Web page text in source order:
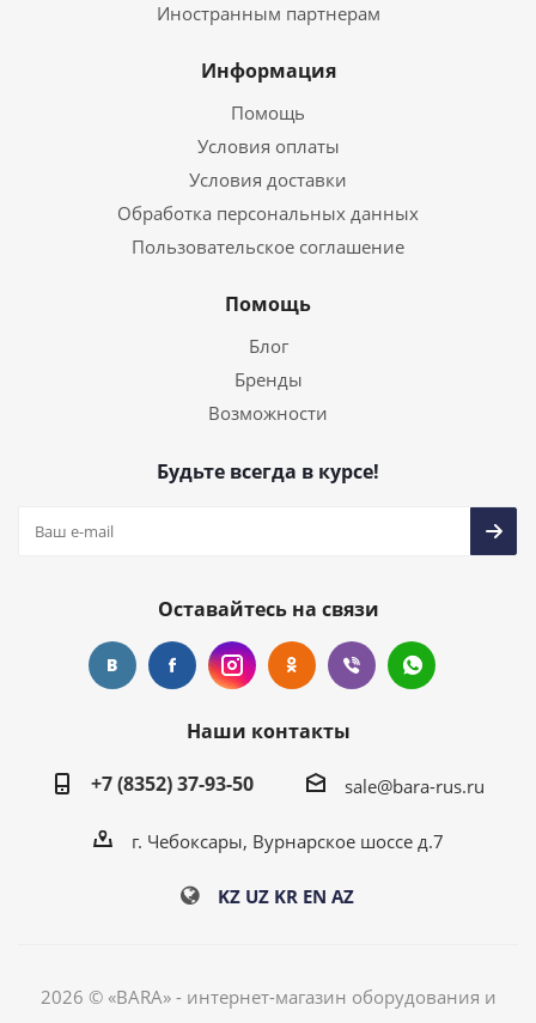
Иностранным партнерам
Информация
Помощь
Условия оплаты
Условия доставки
Обработка персональных данных
Пользовательское соглашение
Помощь
Блог
Бренды
Возможности
Будьте всегда в курсе!
Оставайтесь на связи
Наши контакты
+7 (8352) 37-93-50
sale@bara-rus.ru
г. Чебоксары, Вурнарское шоссе д.7
KZ UZ KR EN AZ
2026 © «BARA» - интернет-магазин оборудования и